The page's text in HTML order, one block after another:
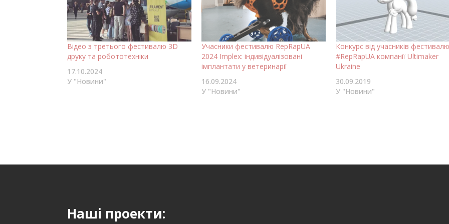
Відео з третього фестивалю 3D
друку та робототехніки
17.10.2024
У "Новини"
Учасники фестивалю RepRapUA
2024 Implex: індивідуалізовані
імплантати у ветеринарії
16.09.2024
У "Новини"
Конкурс від учасників
#RepRapUA компанії Ultimaker
Ukraine
30.09.2019
У "Новини"
Наші проекти: